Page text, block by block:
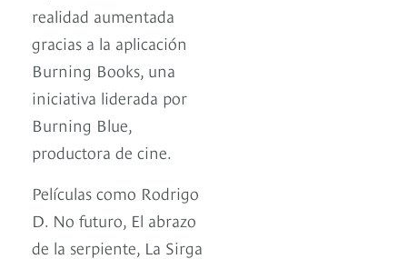
realidad aumentada
gracias a la aplicación
Burning Books, una
iniciativa liderada por
Burning Blue,
productora de cine.
Películas como Rodrigo
D. No futuro, El abrazo
de la serpiente, La Sirga